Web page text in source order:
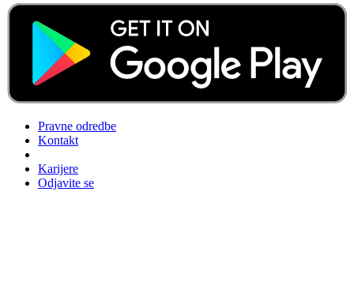
Pravne odredbe
Kontakt
Karijere
Odjavite se